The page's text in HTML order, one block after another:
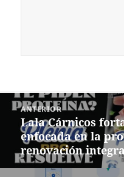
Navegación
entradas
ANTERIOR
Entrada
anterior:
Lala Cárnicos
enfocada en la
renovación